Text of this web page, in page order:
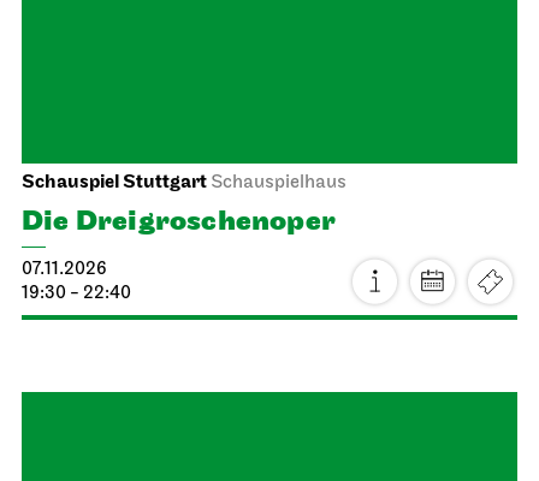
Schauspiel Stuttgart Schauspielhaus
Die Drei­groschen­oper
07.11.2026
19:30 - 22:40